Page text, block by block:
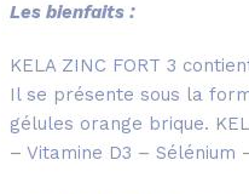
Les bienfaits :
KELA ZINC FORT 3
Il se présente sous la
gélules orange brique.
– Vitamine D3 – Sélénium